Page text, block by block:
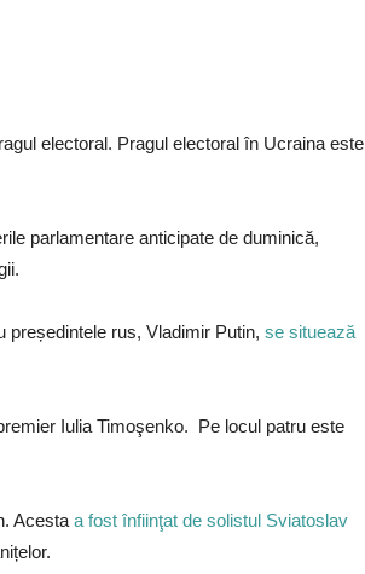
electoral. Pragul electoral în Ucraina este
parlamentare anticipate de duminică,
președintele rus, Vladimir Putin, se situează
Iulia Timoşenko. Pe locul patru este
Acesta a fost înfiinţat de solistul Sviatoslav